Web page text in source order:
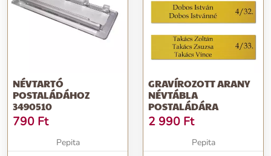
NÉVTARTÓ
POSTALÁDÁHOZ
3490510
790 Ft
Pepita
GRAVÍROZOTT ARANY
NÉVTÁBLA
POSTALÁDÁRA
2 990 Ft
Pepita